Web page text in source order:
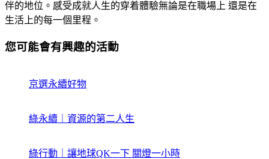
伴的地位。感受成就人生的穿着體驗無論是在職場上 還是在
生活上的每一個里程。
您可能會有興趣的活動
京選永續好物
綠永續｜資源的第二人生
綠行動｜讓地球QK一下 關燈一小時